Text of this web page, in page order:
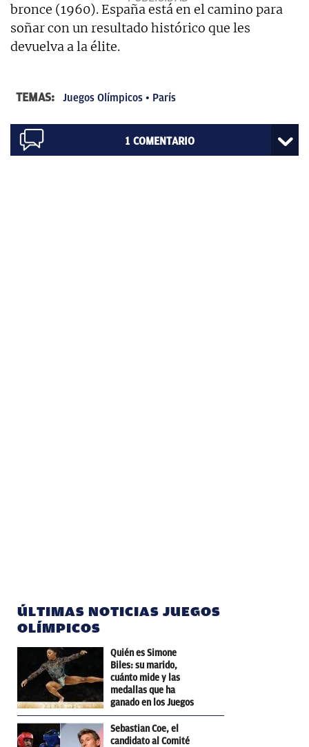
bronce (1960). España está en el camino para
soñar con un resultado histórico que les
devuelva a la élite.
TEMAS: Juegos Olímpicos París
1 COMENTARIO
ÚLTIMAS NOTICIAS JUEGOS
OLÍMPICOS
Quién es Simone
Biles: su marido,
cuánto mide y las
medallas que ha
ganado en los Juegos
Olímpicos
Sebastian Coe, el
candidato al Comité